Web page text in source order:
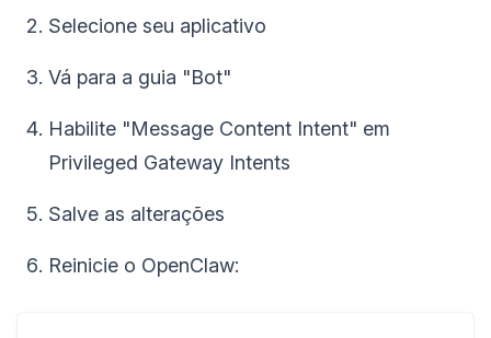
Selecione seu aplicativo
Vá para a guia "Bot"
Habilite "Message Content Intent" em
Privileged Gateway Intents
Salve as alterações
Reinicie o OpenClaw: